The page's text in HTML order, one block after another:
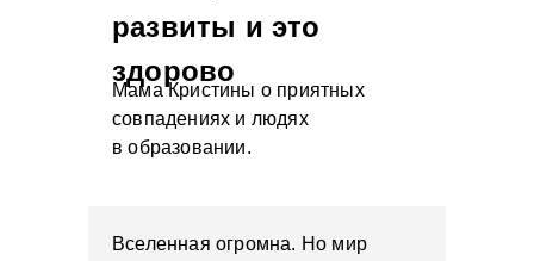
развиты и это
здорово
Мама Кристины о приятных
совпадениях и людях
в образовании.
Вселенная огромна. Но мир